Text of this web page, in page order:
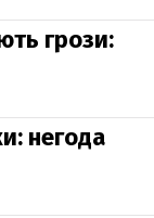
грози:
негода